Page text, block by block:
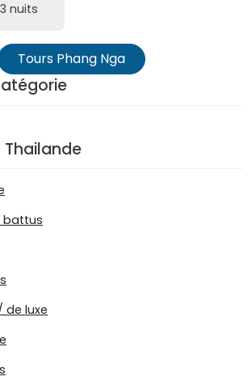
nuits
Tours Phang Nga
Thailande
battus
de luxe